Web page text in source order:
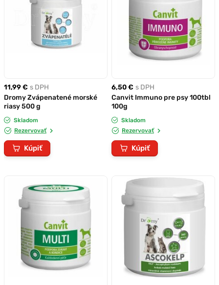
11,99 € s DPH
Dromy Zvápenatené morské
riasy 500 g
Skladom
Rezervovať
Kúpiť
6,50 € s DPH
Canvit Immuno pre psy 100tbl
100g
Skladom
Rezervovať
Kúpiť